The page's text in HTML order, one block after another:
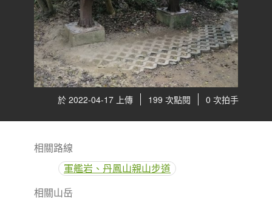
於 2022-04-17 上傳 199 次點閱 0 次拍手
相關路線
軍艦岩、丹鳳山親山步道
相關山岳